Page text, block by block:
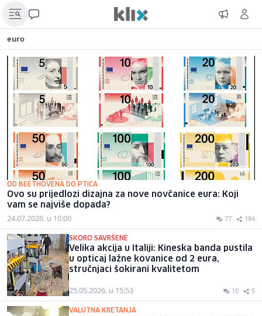
euro
OD BEETHOVENA DO PTICA
Ovo su prijedlozi dizajna za nove novčanice eura: Koji
vam se najviše dopada?
24.07.2026. u 10:00 77 184
SKORO SAVRŠENE
Velika akcija u Italiji: Kineska banda pustila
u opticaj lažne kovanice od 2 eura,
stručnjaci šokirani kvalitetom
25.05.2026. u 15:53 10 5
VALUTNA KRETANJA